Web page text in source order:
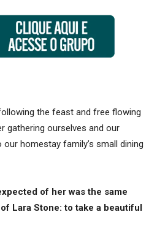
the feast and free flowing
gathering ourselves and our
homestay family’s small dining
of her was the same
Lara Stone: to take a beautiful